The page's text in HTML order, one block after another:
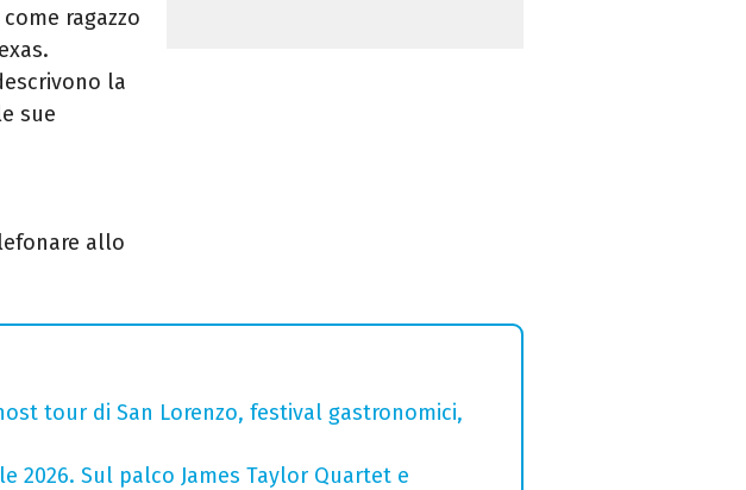
come ragazzo
la
sue
allo
tour di San Lorenzo, festival gastronomici,
2026. Sul palco James Taylor Quartet e